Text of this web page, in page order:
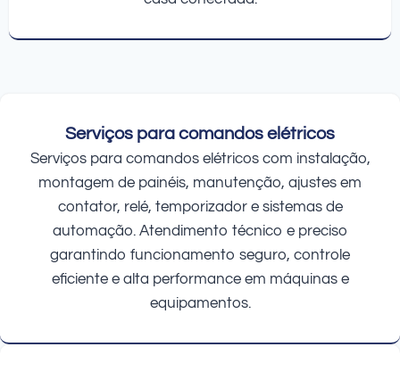
Serviços para comandos elétricos
Serviços para comandos elétricos com instalação,
montagem de painéis, manutenção, ajustes em
contator, relé, temporizador e sistemas de
automação. Atendimento técnico e preciso
garantindo funcionamento seguro, controle
eficiente e alta performance em máquinas e
equipamentos.